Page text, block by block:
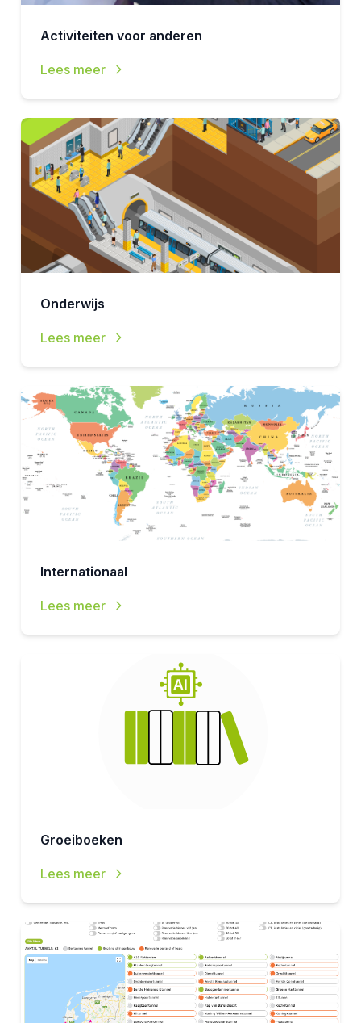
Activiteiten voor anderen
Lees meer
Onderwijs
Lees meer
Internationaal
Lees meer
Groeiboeken
Lees meer